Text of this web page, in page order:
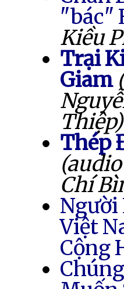
"bác"
Kiều
Trại
Giam
Thiệp)
Thép
Chí
Việt
Cộng